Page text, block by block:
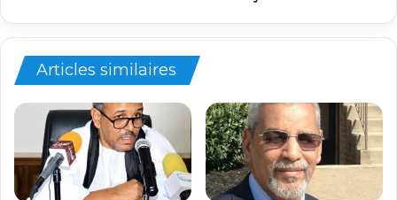
Articles similaires